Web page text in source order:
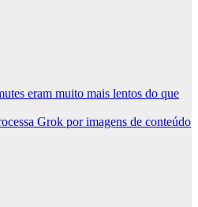
eram muito mais lentos do que
Grok por imagens de conteúdo